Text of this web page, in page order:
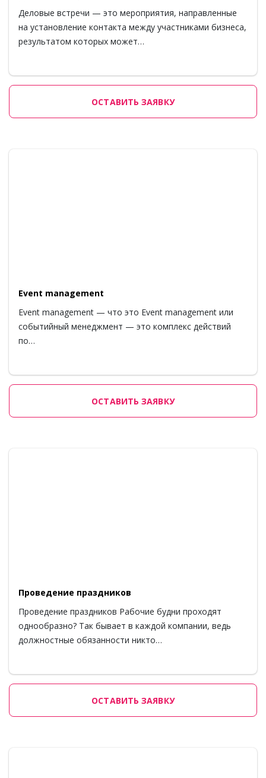
Деловые встречи — это мероприятия, направленные
на установление контакта между участниками бизнеса,
результатом которых может…
ОСТАВИТЬ ЗАЯВКУ
Event management
Event management — что это Event management или
событийный менеджмент — это комплекс действий
по…
ОСТАВИТЬ ЗАЯВКУ
Проведение праздников
Проведение праздников Рабочие будни проходят
однообразно? Так бывает в каждой компании, ведь
должностные обязанности никто…
ОСТАВИТЬ ЗАЯВКУ